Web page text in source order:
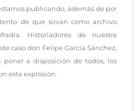
publicando, además de por
de que sirvan como archivo
Historiadores de nuestra
caso don Felipe García Sánchez,
poner a disposición de todos, los
esta explosión.